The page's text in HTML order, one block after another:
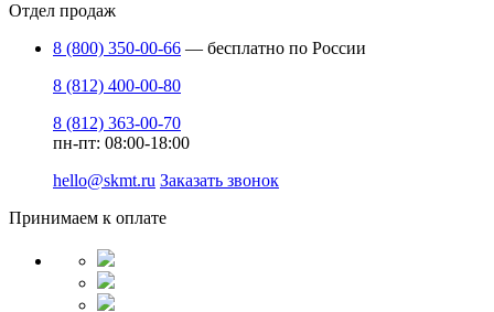
Отдел продаж
8 (800) 350-00-66 — бесплатно по России
8 (812) 400-00-80
8 (812) 363-00-70
пн-пт: 08:00-18:00
hello@skmt.ru Заказать звонок
Принимаем к оплате